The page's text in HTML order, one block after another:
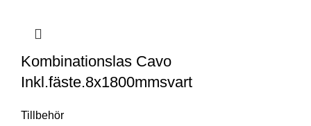
Kombinationslas Cavo
Inkl.fäste.8x1800mmsvart
Tillbehör